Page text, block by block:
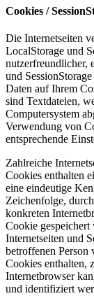
Cookies /
Die Internetseiten
LocalStorage und
nutzerfreundlicher,
und
Daten auf Ihrem
sind Textdateien,
Computersystem
Verwendung von
entsprechende
Zahlreiche
Cookies enthalten
eine eindeutige
Zeichenfolge,
konkreten
Cookie gespeichert
Internetseiten und
betroffenen Person
Cookies enthalten,
Internetbrowser
und identifiziert